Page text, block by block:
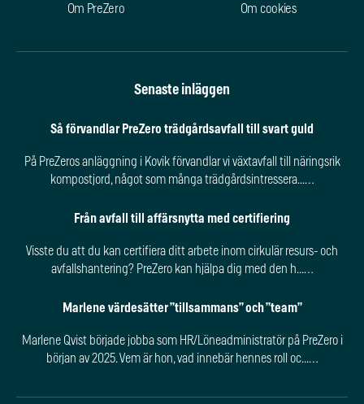
Om PreZero Om cookies
Senaste inläggen
Så förvandlar PreZero trädgårdsavfall till svart guld
På PreZeros anläggning i Kovik förvandlar vi växtavfall till näringsrik
kompostjord, något som många trädgårdsintressera...…
Från avfall till affärsnytta med certifiering
Visste du att du kan certifiera ditt arbete inom cirkulär resurs- och
avfallshantering? PreZero kan hjälpa dig med den h...…
Marlene värdesätter ”tillsammans” och ”team”
Marlene Qvist började jobba som HR/Löneadministratör på PreZero i
början av 2025. Vem är hon, vad innebär hennes roll oc...…